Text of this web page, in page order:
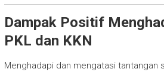
Dampak Positif
PKL dan KKN
Menghadapi dan mengatasi tantangan